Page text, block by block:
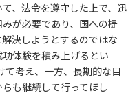
、法令を遵守した上で、迅
が必要であり、国への提
決しようとするのではな
体験を積み上げるとい
て考え、一方、長期的な目
も継続して行ってほし